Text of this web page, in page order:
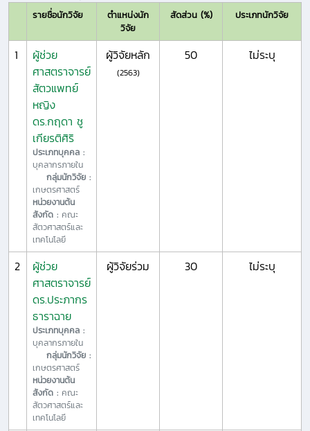
รายชื่อนักวิจัย
ตำแหน่งนัก
วิจัย
สัดส่วน (%) ประเภทนักวิจัย
1
ผู้ช่วย
ศาสตราจารย์
สัตวแพทย์
หญิง
ดร.กฤดา ชู
เกียรติศิริ
ประเภทบุคคล :
บุคลากรภายใน
กลุ่มนักวิจัย :
เกษตรศาสตร์
หน่วยงานต้น
สังกัด : คณะ
สัตวศาสตร์และ
เทคโนโลยี
ผู้วิจัยหลัก
(2563)
50 ไม่ระบุ
2
ผู้ช่วย
ศาสตราจารย์
ดร.ประภากร
ธาราฉาย
ประเภทบุคคล :
บุคลากรภายใน
กลุ่มนักวิจัย :
เกษตรศาสตร์
หน่วยงานต้น
สังกัด : คณะ
สัตวศาสตร์และ
เทคโนโลยี
ผู้วิจัยร่วม 30 ไม่ระบุ